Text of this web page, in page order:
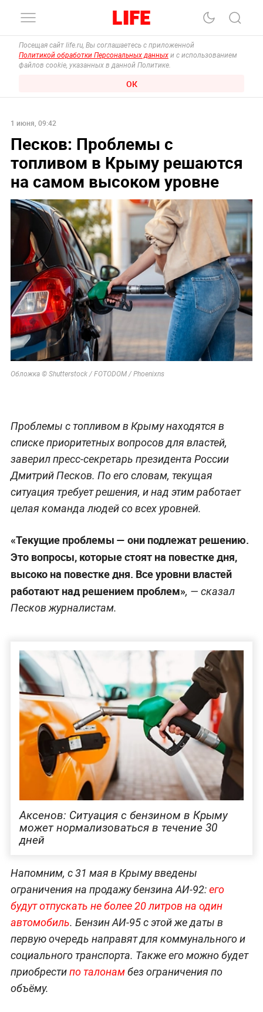
Посещая сайт life.ru, Вы соглашаетесь с приложенной
Политикой обработки Персональных данных и с использованием
файлов cookie, указанных в данной Политике.
ОК
1 июня, 09:42
Песков: Проблемы с
топливом в Крыму решаются
на самом высоком уровне
Обложка © Shutterstock / FOTODOM / Phoenixns
Проблемы с топливом в Крыму находятся в
списке приоритетных вопросов для властей,
заверил пресс-секретарь президента России
Дмитрий Песков. По его словам, текущая
ситуация требует решения, и над этим работает
целая команда людей со всех уровней.
«Текущие проблемы — они подлежат решению.
Это вопросы, которые стоят на повестке дня,
высоко на повестке дня. Все уровни властей
работают над решением проблем», — сказал
Песков журналистам.
Аксенов: Ситуация с бензином в Крыму
может нормализоваться в течение 30
дней
Напомним, с 31 мая в Крыму введены
ограничения на продажу бензина АИ-92:его
будут отпускать не более 20 литров на один
автомобиль. Бензин АИ-95 с этой же даты в
первую очередь направят для коммунального и
социального транспорта. Также его можно будет
приобрестипо талонамбез ограничения по
объёму.